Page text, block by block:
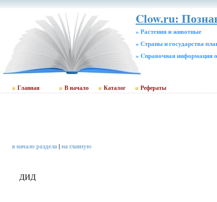
Clow.ru:
» Растения и животные
» Страны и государства
» Cправочная информация
Главная В начало Каталог Рефераты
в начало раздела| на главную
ДИД